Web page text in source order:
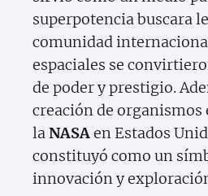
superpotencia buscara
comunidad
espaciales se
de poder y prestigio.
creación de organismos
laNASAen Estados
constituyó como un
innovación y